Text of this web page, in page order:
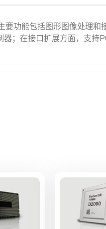
功能包括图形图像处理
；在接口扩展方面，支持